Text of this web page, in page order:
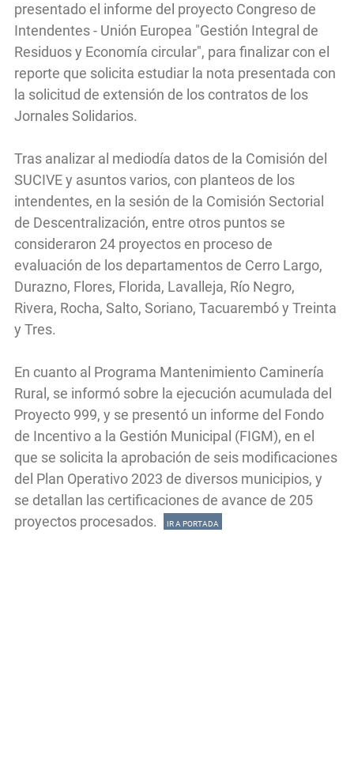
presentado el informe del proyecto Congreso de
Intendentes - Unión Europea "Gestión Integral de
Residuos y Economía circular", para finalizar con el
reporte que solicita estudiar la nota presentada con
la solicitud de extensión de los contratos de los
Jornales Solidarios.
Tras analizar al mediodía datos de la Comisión del
SUCIVE y asuntos varios, con planteos de los
intendentes, en la sesión de la Comisión Sectorial
de Descentralización, entre otros puntos se
consideraron 24 proyectos en proceso de
evaluación de los departamentos de Cerro Largo,
Durazno, Flores, Florida, Lavalleja, Río Negro,
Rivera, Rocha, Salto, Soriano, Tacuarembó y Treinta
y Tres.
En cuanto al Programa Mantenimiento Caminería
Rural, se informó sobre la ejecución acumulada del
Proyecto 999, y se presentó un informe del Fondo
de Incentivo a la Gestión Municipal (FIGM), en el
que se solicita la aprobación de seis modificaciones
del Plan Operativo 2023 de diversos municipios, y
se detallan las certificaciones de avance de 205
proyectos procesados.
IR A PORTADA